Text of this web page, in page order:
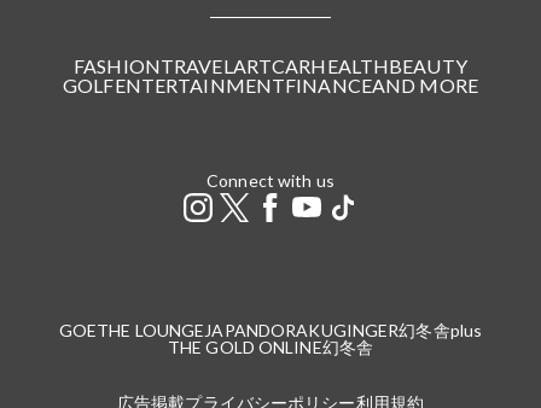
FASHIONTRAVEL ARTCARHEALTHBEAUTY
GOLFENTERTAINMENTFINANCEAND MORE
Connect with us
GOETHE LOUNGE JAPANDORAKUGINGER幻冬舎plus
THE GOLD ONLINE幻冬舎
広告掲載プライバシーポリシー利用規約